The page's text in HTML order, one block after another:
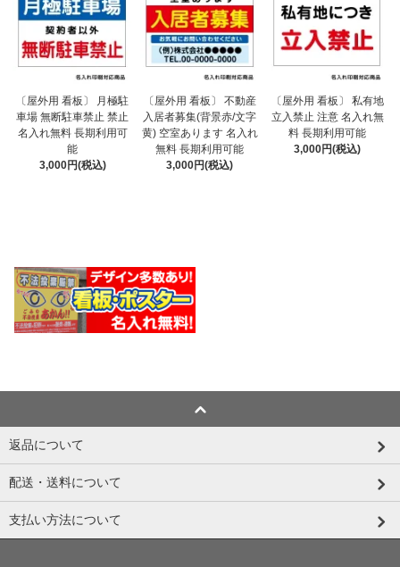
〔屋外用 看板〕 月極駐
車場 無断駐車禁止 禁止
名入れ無料 長期利用可
能
3,000円(税込)
〔屋外用 看板〕 不動産
入居者募集(背景赤/文字
黄) 空室あります 名入れ
無料 長期利用可能
3,000円(税込)
〔屋外用 看板〕 私有地
立入禁止 注意 名入れ無
料 長期利用可能
3,000円(税込)
返品について
配送・送料について
支払い方法について